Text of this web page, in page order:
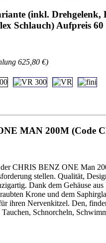
(inkl. Drehgelenk,
Schlauch) Aufpreis 60
625,80 €)
MAN 200M (Code
CHRIS BENZ ONE Man
stellen. Qualität,
Dank dem Gehäuse
Krone und dem
ihren Nervenkitzel. Den,
Schnorcheln,